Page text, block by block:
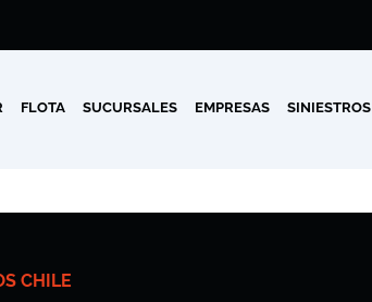
FLOTA SUCURSALES EMPRESAS SINIESTROS
CHILE